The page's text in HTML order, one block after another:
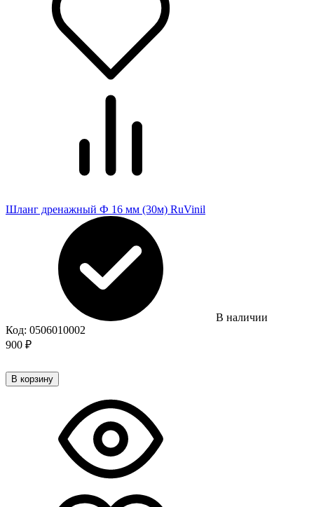
Шланг дренажный Ф 16 мм (30м) RuVinil
В наличии
Код: 0506010002
900 ₽
В корзину